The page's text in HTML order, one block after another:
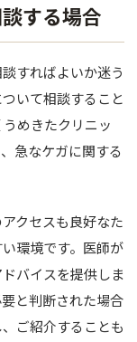
する場合
すればよいか迷う
いて相談すること
めきたクリニッ
急なケガに関する
クセスも良好なた
環境です。医師が
バイスを提供しま
と判断された場合
ご紹介することも